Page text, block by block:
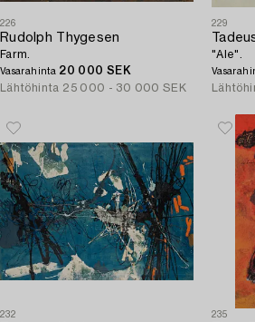
226
Rudolph Thygesen
Farm.
Vasarahinta 20 000 SEK
Lähtöhinta 25 000 - 30 000 SEK
229
"Ale".
232 235